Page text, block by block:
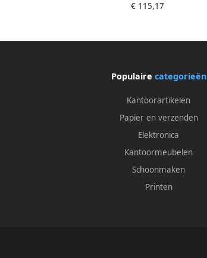
€ 115,17
Populaire categorieën
Kantoorartikelen
Papier en verzenden
Elektronica
Kantoormeubelen
Schoonmaken
Printen